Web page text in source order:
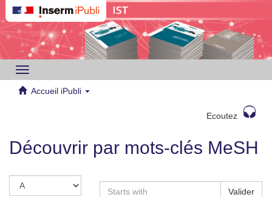
Toggle
navigation
Accueil iPubli
Ecoutez
Découvrir par mots-clés MeSH
Valider